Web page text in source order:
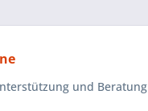
und Beratung